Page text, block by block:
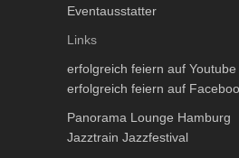
Eventausstatter
Links
erfolgreich feiern auf Youtube
erfolgreich feiern auf
Panorama Lounge Hamburg
Jazztrain Jazzfestival